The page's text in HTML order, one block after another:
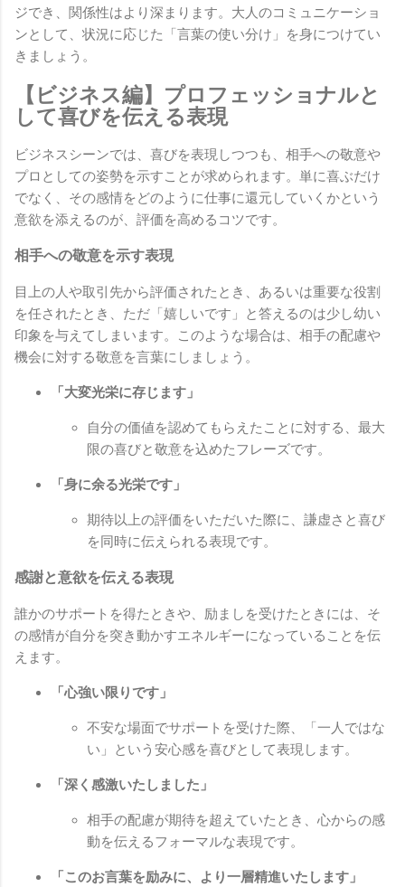
ジでき、関係性はより深まります。大人のコミュニケーショ
ンとして、状況に応じた「言葉の使い分け」を身につけてい
きましょう。
【ビジネス編】プロフェッショナルと
して喜びを伝える表現
ビジネスシーンでは、喜びを表現しつつも、相手への敬意や
プロとしての姿勢を示すことが求められます。単に喜ぶだけ
でなく、その感情をどのように仕事に還元していくかという
意欲を添えるのが、評価を高めるコツです。
相手への敬意を示す表現
目上の人や取引先から評価されたとき、あるいは重要な役割
を任されたとき、ただ「嬉しいです」と答えるのは少し幼い
印象を与えてしまいます。このような場合は、相手の配慮や
機会に対する敬意を言葉にしましょう。
「大変光栄に存じます」
自分の価値を認めてもらえたことに対する、最大
限の喜びと敬意を込めたフレーズです。
「身に余る光栄です」
期待以上の評価をいただいた際に、謙虚さと喜び
を同時に伝えられる表現です。
感謝と意欲を伝える表現
誰かのサポートを得たときや、励ましを受けたときには、そ
の感情が自分を突き動かすエネルギーになっていることを伝
えます。
「心強い限りです」
不安な場面でサポートを受けた際、「一人ではな
い」という安心感を喜びとして表現します。
「深く感激いたしました」
相手の配慮が期待を超えていたとき、心からの感
動を伝えるフォーマルな表現です。
「このお言葉を励みに、より一層精進いたします」